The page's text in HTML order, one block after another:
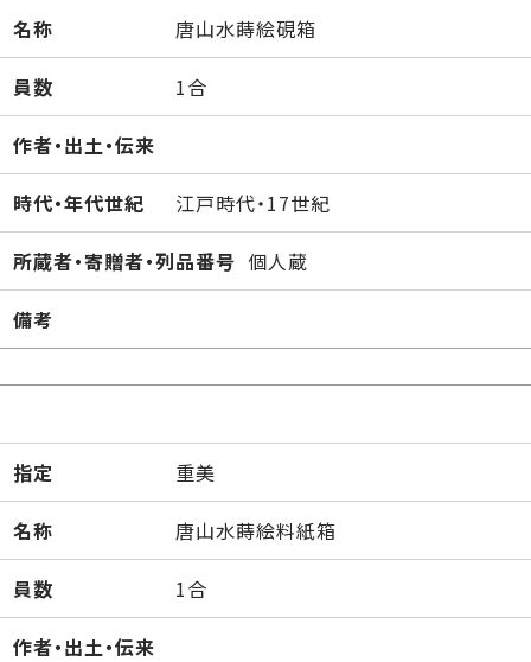
名称 唐山水蒔絵硯箱
員数 1合
作者・出土・伝来
時代・年代世紀 江戸時代・17世紀
所蔵者・寄贈者・列品番号 個人蔵
備考
指定 重美
名称 唐山水蒔絵料紙箱
員数 1合
作者・出土・伝来